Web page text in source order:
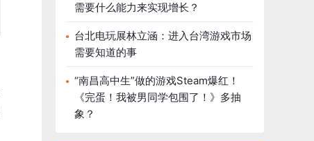
需要什么能力来实现增长？
台北电玩展林立涵：进入台湾游戏市场
需要知道的事
“南昌高中生”做的游戏Steam爆红！
《完蛋！我被男同学包围了！》多抽
象？